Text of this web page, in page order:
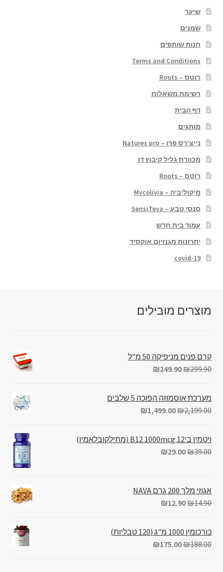
שיער
שמנים
חנות שותפים
Terms and Conditions
רוטס – Roots
רשימת משאלות
דף הבית
מותגים
נייצ'רס פרו – Natures pro
מכוורת גליל קיבוץ דן
רוטס – Roots
מיקוליביה – Mycolivia
סנסי טבע – SensiTeva
עמוד בית חדש
יתרונות מגנזיום אוקסיד
covid-19
מוצרים מובילים
קרם פנים מניפיקה 50 מ"ל
₪299.90
₪249.90
מערכת אוסמוזה הפוכה 5 שלבים
₪2,199.00
₪1,499.00
ויטמין בי12 B12 1000mcg (מתילקובלאמין)
₪39.00
₪29.00
אגוזי מלך 200 גרם NAVA
₪14.90
₪12.90
כורכומין 1000 מ"ג (120 טבליות)
₪188.00
₪175.00